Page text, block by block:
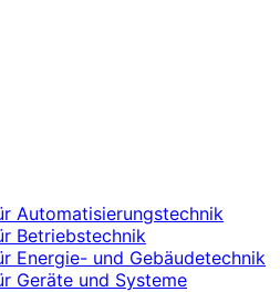
Automatisierungstechnik
Betriebstechnik
Energie- und Gebäudetechnik
Geräte und Systeme